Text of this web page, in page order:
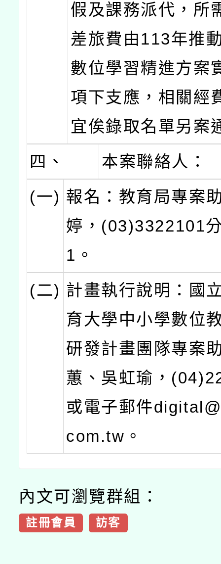
假及課務派代，所
差旅費由113年推
數位學習精進方案
項下支應，相關經
宜俟錄取名單另案
四、
本案聯絡人：
(一) 報名：教育局專案
婷，(03)3322101
1。
(二) 計畫執行說明：國
育大學中小學數位
研發計畫團隊專案
蕙、吳虹瑜，
或電子郵件
com.tw。
內文可瀏覽群組：
註冊會員 訪客